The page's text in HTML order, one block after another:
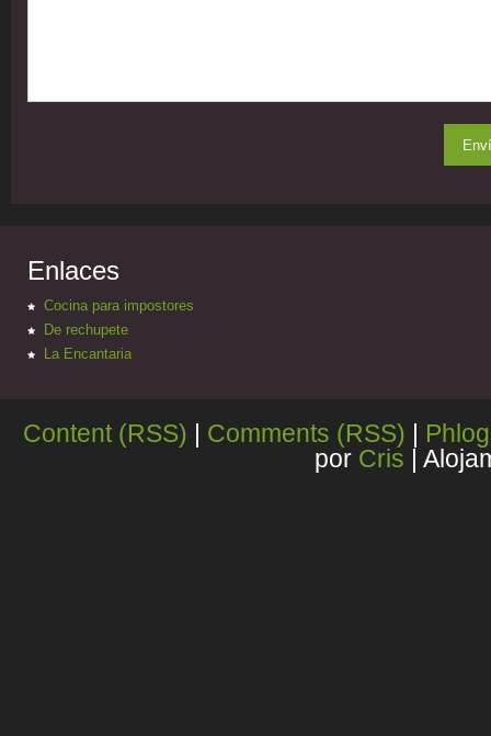
Enlaces
Cocina para impostores
De rechupete
La Encantaria
Content (RSS) | Comments (RSS) |
por Cris |